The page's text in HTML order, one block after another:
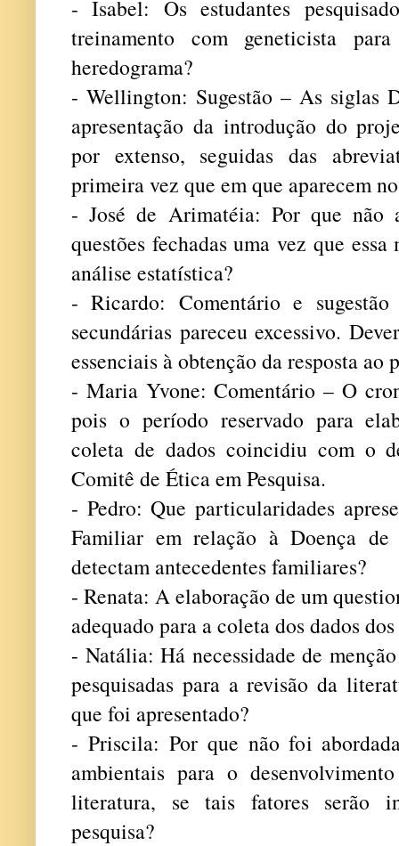
- Isabel: Os estudantes
treinamento com geneticista
heredograma?
- Wellington: Sugestão – As siglas
apresentação da introdução do
por extenso, seguidas das
primeira vez que em que aparecem
- José de Arimatéia: Por que não
questões fechadas uma vez que
análise estatística?
- Ricardo: Comentário e
secundárias pareceu excessivo.
essenciais à obtenção da resposta ao
- Maria Yvone: Comentário – O
pois o período reservado para
coleta de dados coincidiu com o
Comitê de Ética em Pesquisa.
- Pedro: Que particularidades
Familiar em relação à Doença
detectam antecedentes familiares?
- Renata: A elaboração de um
adequado para a coleta dos dados
- Natália: Há necessidade de
pesquisadas para a revisão da
que foi apresentado?
- Priscila: Por que não foi
ambientais para o
literatura, se tais fatores serão
pesquisa?